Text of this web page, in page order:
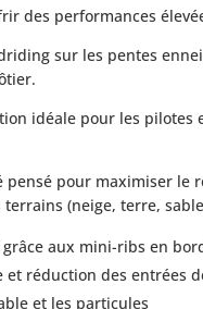
des performances
sur les pentes
idéale pour les pilotes
pensé pour maximiser
(neige, terre,
aux mini-ribs en
réduction des entrées
et les particules